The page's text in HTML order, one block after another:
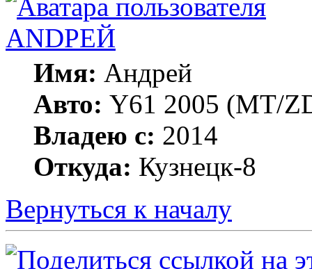
ANDРЕЙ
Имя: Андрей
Авто: Y61 2005 (МT/
Владею с: 2014
Откуда: Кузнецк-8
Вернуться к началу